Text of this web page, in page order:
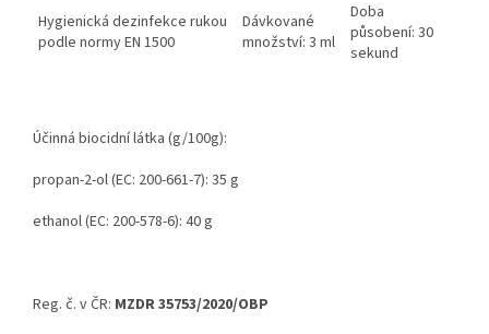
Hygienická dezinfekce rukou
podle normy EN 1500
Dávkované
množství: 3 ml
Doba
působení: 30
sekund
Účinná biocidní látka (g/100g):
propan-2-ol (EC: 200-661-7): 35 g
ethanol (EC: 200-578-6): 40 g
Reg. č. v ČR: MZDR 35753/2020/OBP